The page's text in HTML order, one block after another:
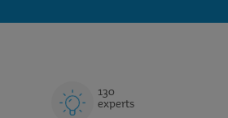
consommation d'énergie.
soufflant
pour une montée en
à
chaleur constante
130
experts